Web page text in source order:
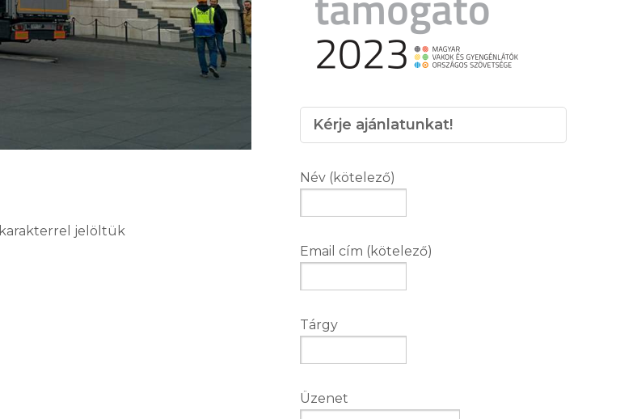
karakterrel jelöltük
Kérje ajánlatunkat!
Név (kötelező)
Email cím (kötelező)
Tárgy
Üzenet